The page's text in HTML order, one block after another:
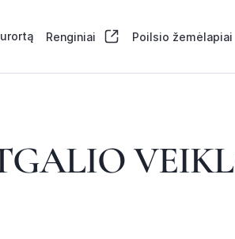
Renginiai Poilsio žemėlapiai